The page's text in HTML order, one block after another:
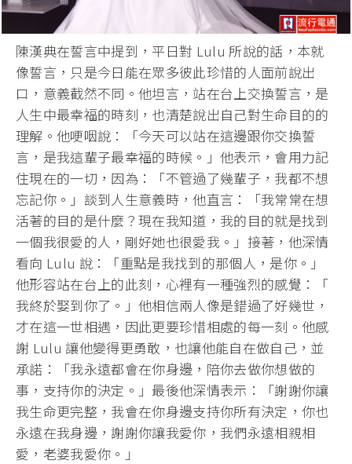
陳漢典在誓言中提到，平日對 Lulu 所說的話，本就
像誓言， 只是今日能在眾多彼此珍惜的人面前說出
口，意義截然不同。他坦言，站在台上交換誓言，是
人生中最幸福的時刻， 也清楚說出自己對生命目的的
理解。他哽咽說：「今天可以站在這邊跟你交換誓
言，是我這輩子最幸福的時候。」他表示，會用力記
住現在的一切，因為：「不管過了幾輩子， 我都不想
忘記你。」談到人生意義時，他直言：「我常常在想
活著的目的是什麼？現在我知道， 我的目的就是找到
一個我很愛的人，剛好她也很愛我。」接著， 他深情
看向 Lulu 說：「重點是我找到的那個人，是你。」
他形容站在台上的此刻，心裡有一種強烈的感覺：「
我終於娶到你了。」他相信兩人像是錯過了好幾世，
才在這一世相遇，因此更要珍惜相處的每一刻。他感
謝 Lulu 讓他變得更勇敢，也讓他能自在做自己，並
承諾：「我永遠都會在你身邊，陪你去做你想做的
事，支持你的決定。」 最後他深情表示：「謝謝你讓
我生命更完整， 我會在你身邊支持你所有決定，你也
永遠在我身邊， 謝謝你讓我愛你，我們永遠相親相
愛，老婆我愛你。」